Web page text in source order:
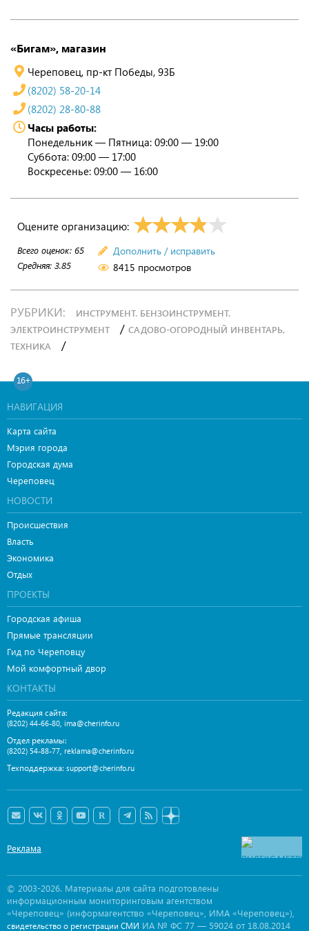
«Бигам», магазин
Череповец, пр-кт Победы, 93Б
(8202) 58-20-14
(8202) 28-80-88
Часы работы:
Понедельник — Пятница: 09:00 — 19:00
Суббота: 09:00 — 17:00
Воскресенье: 09:00 — 16:00
Оцените организацию:
Всего оценок: 65
Средняя: 3.85
Дополнить / исправить
8415 просмотров
РУБРИКИ:
ИНСТРУМЕНТ. БЕНЗОИНСТРУМЕНТ.
ЭЛЕКТРОИНСТРУМЕНТ
/ САДОВО-ОГОРОДНЫЙ ИНВЕНТАРЬ,
ТЕХНИКА
/
16+
НАВИГАЦИЯ
Карта сайта
Мэрия города
Городская дума
Череповец
НОВОСТИ
Происшествия
Власть
Экономика
Отдых
ПРОЕКТЫ
Городская афиша
Прямые трансляции
Гид по Череповцу
Мой комфортный двор
КОНТАКТЫ
Редакция сайта:
(8202) 44-66-80 ima@cherinfo.ru
Отдел рекламы:
(8202) 54-88-77 reklama@cherinfo.ru
Техподдержка: support@cherinfo.ru
Реклама
© 2003-2026. Материалы для сайта подготовлены
информационным мониторинговым агентством
«Череповец» (информагентство «Череповец», ИМА «Череповец»),
свидетельство о регистрации СМИ ИА № ФС 77 — 59024 от 18.08.2014